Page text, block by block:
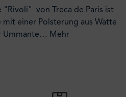
"Rivoli" von Treca de Paris ist
einer Polsterung aus Watte
Ummante… Mehr